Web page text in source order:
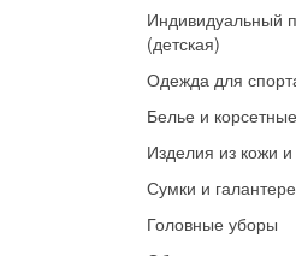
Индивидуальный
(детская)
Одежда для
Белье и
Изделия из кожи
Сумки и
Головные уборы